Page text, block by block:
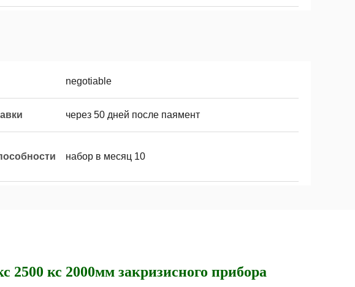
negotiable
через 50 дней после паямент
набор в месяц 10
2500 кс 2000мм закризисного прибора